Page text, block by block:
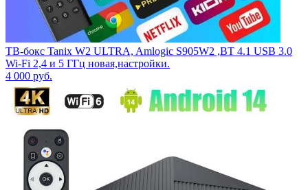
ТВ-бокс Tanix W2 ULTRA, Amlogic S905W2 ,BT 4.1 USB 3.0
Wi-Fi 2,4 и 5 ГГц новая,настройки.
4 000 руб.